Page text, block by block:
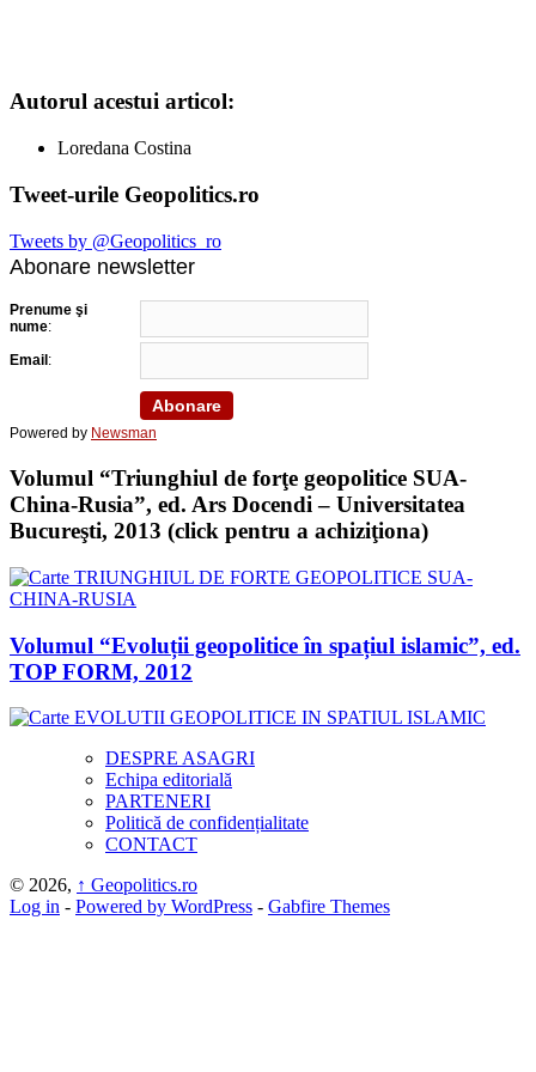
Autorul acestui articol:
Loredana Costina
Tweet-urile Geopolitics.ro
Tweets by @Geopolitics_ro
Abonare newsletter
Prenume şi
nume:
Email:
Powered by Newsman
Volumul “Triunghiul de forţe geopolitice SUA-
China-Rusia”, ed. Ars Docendi – Universitatea
Bucureşti, 2013 (click pentru a achiziţiona)
Volumul “Evoluții geopolitice în spațiul islamic”, ed.
TOP FORM, 2012
DESPRE ASAGRI
Echipa editorială
PARTENERI
Politică de confidențialitate
CONTACT
© 2026, ↑ Geopolitics.ro
Log in - Powered by WordPress - Gabfire Themes